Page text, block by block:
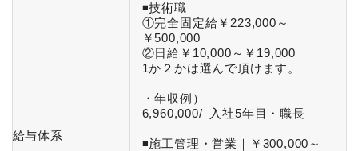
給与体系
◾️技術職｜
①完全固定給￥223,000～
￥500,000
②日給￥10,000～￥19,000
1か２かは選んで頂けます。
・年収例）
6,960,000/ 入社5年目・職長
◾️施工管理・営業｜￥300,000～